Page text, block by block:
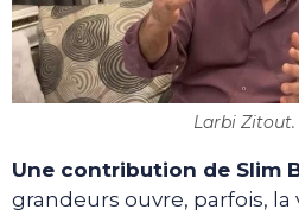
Larbi Zitout.
Une contribution de Slim
grandeurs ouvre, parfois,